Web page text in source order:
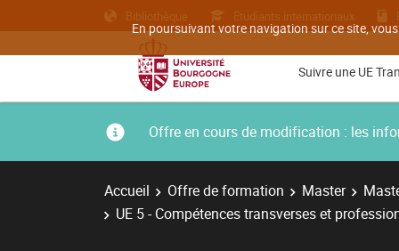
En poursuivant votre navigation sur ce site,
Bibliothèque Etudiants internationaux
Suivre une UE
Offre en cours de modification : les
Accueil Offre de formation Master
UE 5 - Compétences transverses et